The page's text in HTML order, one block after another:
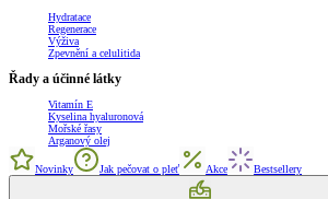
Hydratace
Regenerace
Výživa
Zpevnění a celulitida
Řady a účinné látky
Vitamín E
Kyselina hyaluronová
Mořské řasy
Arganový olej
Novinky Jak pečovat o pleť Akce Bestsellery